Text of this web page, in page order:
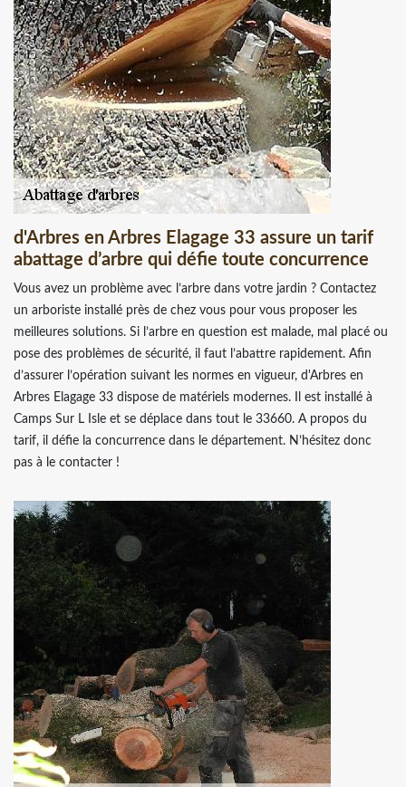
d'Arbres en Arbres Elagage 33 assure un tarif
abattage d’arbre qui défie toute concurrence
Vous avez un problème avec l’arbre dans votre jardin ? Contactez
un arboriste installé près de chez vous pour vous proposer les
meilleures solutions. Si l’arbre en question est malade, mal placé ou
pose des problèmes de sécurité, il faut l’abattre rapidement. Afin
d’assurer l’opération suivant les normes en vigueur, d'Arbres en
Arbres Elagage 33 dispose de matériels modernes. Il est installé à
Camps Sur L Isle et se déplace dans tout le 33660. A propos du
tarif, il défie la concurrence dans le département. N’hésitez donc
pas à le contacter !